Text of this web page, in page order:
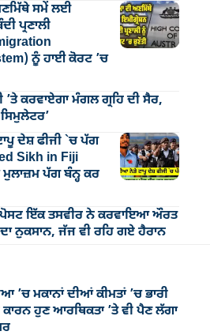
ਸਮੇਂ ਲਈ
ਪ੍ਰਣਾਲੀ
ਨੂੰ ਹਾਈ ਕੋਰਟ ’ਚ
ਕਰਵਾਏਗਾ ਮੰਗਲ ਗ੍ਰਹਿ ਦੀ ਸੈਰ,
ਦੇਸ਼ ਫੀਜੀ `ਚ ਪੱਗ
Sikh in Fiji
ਪੱਗ ਬੰਨ੍ਹ ਕਰ
ਪੋਸਟ ਇੱਕ ਤਸਵੀਰ ਨੇ ਕਰਵਾਇਆ ਔਰਤ
ਨੁਕਸਾਨ, ਜੱਜ ਵੀ ਰਹਿ ਗਏ ਹੈਰਾਨ
’ਚ ਮਕਾਨਾਂ ਦੀਆਂ ਕੀਮਤਾਂ ’ਚ ਭਾਰੀ
ਕਾਰਨ ਹੁਣ ਆਰਥਿਕਤਾ ’ਤੇ ਵੀ ਪੈਣ ਲੱਗਾ